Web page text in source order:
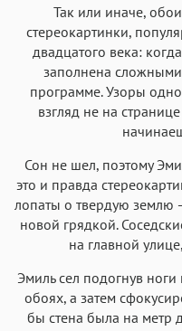
Так или иначе,
стереокартинки,
двадцатого века:
заполнена
программе. Узоры
взгляд не на
Сон не шел, поэтому
это и правда
лопаты о твердую землю
новой грядкой.
на главной
Эмиль сел подогнув
обоях, а затем
бы стена была на метр